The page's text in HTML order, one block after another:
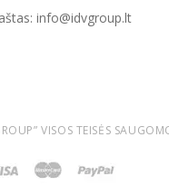
info@idvgroup.lt
VISOS TEISĖS